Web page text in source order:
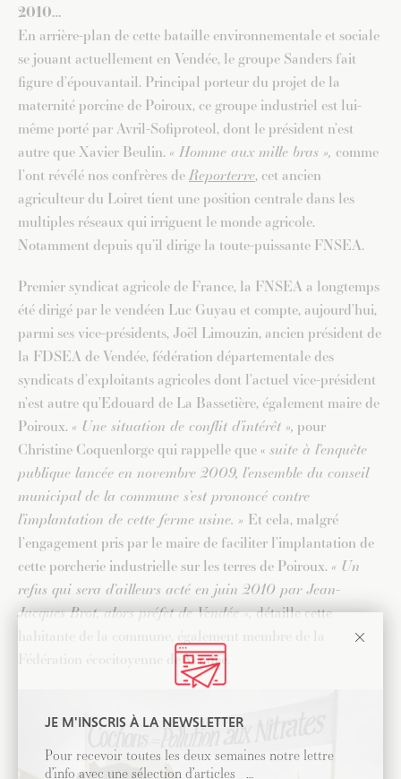
2010…
En arrière-plan de cette bataille environnementale et sociale
se jouant actuellement en Vendée, le groupe Sanders fait
figure d’épouvantail. Principal porteur du projet de la
maternité porcine de Poiroux, ce groupe industriel est lui-
même porté par Avril-Sofiproteol, dont le président n’est
autre que Xavier Beulin. « Homme aux mille bras », comme
l’ont révélé nos confrères deReporterre, cet ancien
agriculteur du Loiret tient une position centrale dans les
multiples réseaux qui irriguent le monde agricole.
Notamment depuis qu’il dirige la toute-puissante FNSEA.
Premier syndicat agricole de France, la FNSEA a longtemps
été dirigé par le vendéen Luc Guyau et compte, aujourd’hui,
parmi ses vice-présidents, Joël Limouzin, ancien président de
la FDSEA de Vendée, fédération départementale des
syndicats d’exploitants agricoles dont l’actuel vice-président
n’est autre qu’Edouard de La Bassetière, également maire de
Poiroux. « Une situation de conflit d’intérêt », pour
Christine Coquenlorge qui rappelle que « suite à l’enquête
publique lancée en novembre 2009, l’ensemble du conseil
municipal de la commune s’est prononcé contre
l’implantation de cette ferme usine. » Et cela, malgré
l’engagement pris par le maire de faciliter l’implantation de
cette porcherie industrielle sur les terres de Poiroux. « Un
refus qui sera d’ailleurs acté en juin 2010 par Jean-
Jacques Brot, alors préfet de Vendée »,détaille cette
Fédération écocitoyenne de Vendée.
JE M'INSCRIS À LA NEWSLETTER
Pour recevoir toutes les deux semaines notre lettre
d’info avec une sélection d’articles …